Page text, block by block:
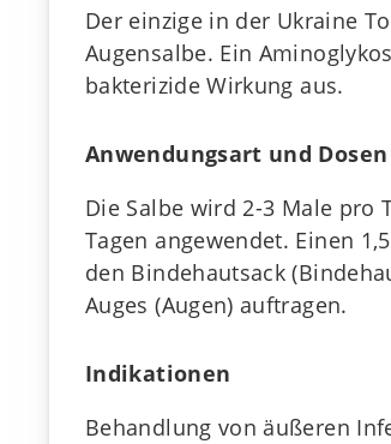
Der einzige in der Ukraine
Augensalbe. Ein
bakterizide Wirkung aus.
Anwendungsart und Dosen
Die Salbe wird 2-3 Male pro
Tagen angewendet. Einen
den Bindehautsack
Auges (Augen) auftragen.
Indikationen
Behandlung von äußeren